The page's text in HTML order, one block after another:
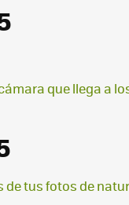
que llega a
tus fotos de